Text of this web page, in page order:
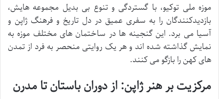
موزه ملی توکیو، با گستردگی و تنوع بی بدیل مجموعه هایش،
بازدیدکنندگان را به سفری عمیق در دل تاریخ و فرهنگ ژاپن و
آسیا می برد. این گنجینه ها در ساختمان های مختلف موزه به
نمایش گذاشته شده اند و هر یک روایتی منحصر به فرد از تمدن
های کهن را بازگو می کنند.
مرکزیت بر هنر ژاپن: از دوران باستان تا مدرن